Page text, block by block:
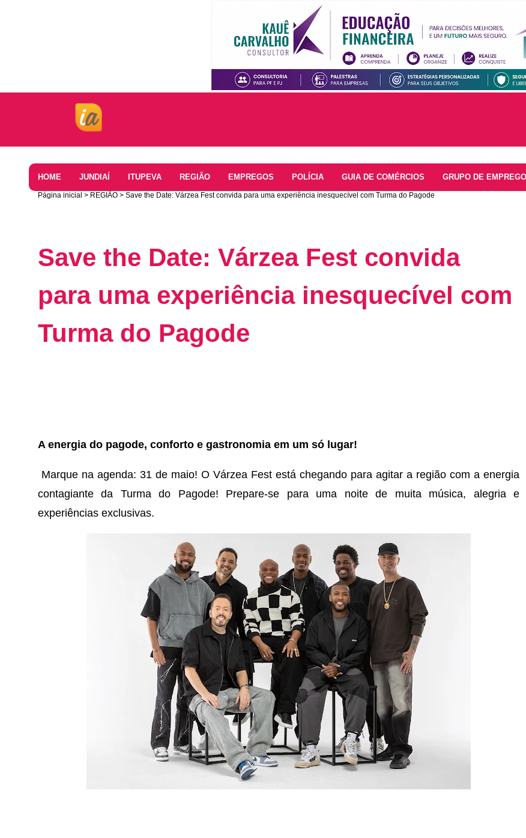
HOME JUNDIAÍ ITUPEVA REGIÃO EMPREGOS POLÍCIA GUIA DE COMÉRCIOS GRUPO DE
Página inicial REGIÃO Save the Date: Várzea Fest convida para uma experiência inesquecível com Turma do Pagode
Save the Date: Várzea Fest convida
para uma experiência inesquecível com
Turma do Pagode
A energia do pagode, conforto e gastronomia em um só lugar!
Marque na agenda: 31 de maio! O Várzea Fest está chegando para agitar a região com a energia
contagiante da Turma do Pagode! Prepare-se para uma noite de muita música, alegria e
experiências exclusivas.